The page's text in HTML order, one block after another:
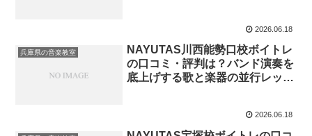
2026.06.18
兵庫県の音楽教室
NAYUTAS川西能勢口校ボイトレ
の口コミ・評判は？バンド演奏を
底上げする歌と楽器の並行レッス
2026.06.18